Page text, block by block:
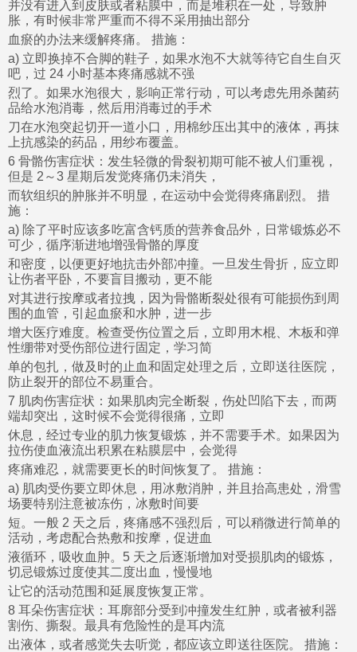
并没有进入到皮肤或者粘膜中，而是堆积在一处，导致肿
胀，有时候非常严重而不得不采用抽出部分
血瘀的办法来缓解疼痛。 措施：
a) 立即换掉不合脚的鞋子，如果水泡不大就等待它自生自灭
吧，过 24 小时基本疼痛感就不强
烈了。如果水泡很大，影响正常行动，可以考虑先用杀菌药
品给水泡消毒，然后用消毒过的手术
刀在水泡突起切开一道小口，用棉纱压出其中的液体，再抹
上抗感染的药品，用纱布覆盖。
6 骨骼伤害症状：发生轻微的骨裂初期可能不被人们重视，
但是 2～3 星期后发觉疼痛仍未消失，
而软组织的肿胀并不明显，在运动中会觉得疼痛剧烈。 措
施：
a) 除了平时应该多吃富含钙质的营养食品外，日常锻炼必不
可少，循序渐进地增强骨骼的厚度
和密度，以便更好地抗击外部冲撞。一旦发生骨折，应立即
让伤者平卧，不要盲目搬动，更不能
对其进行按摩或者拉拽，因为骨骼断裂处很有可能损伤到周
围的血管，引起血瘀和水肿，进一步
增大医疗难度。检查受伤位置之后，立即用木棍、木板和弹
性绷带对受伤部位进行固定，学习简
单的包扎，做及时的止血和固定处理之后，立即送往医院，
防止裂开的部位不易重合。
7 肌肉伤害症状：如果肌肉完全断裂，伤处凹陷下去，而两
端却突出，这时候不会觉得很痛，立即
休息，经过专业的肌力恢复锻炼，并不需要手术。如果因为
拉伤使血液流出积累在粘膜层中，会觉得
疼痛难忍，就需要更长的时间恢复了。 措施：
a) 肌肉受伤要立即休息，用冰敷消肿，并且抬高患处，滑雪
场要特别注意被冻伤，冰敷时间要
短。一般 2 天之后，疼痛感不强烈后，可以稍微进行简单的
活动，考虑配合热敷和按摩，促进血
液循环，吸收血肿。5 天之后逐渐增加对受损肌肉的锻炼，
切忌锻炼过度使其二度出血，慢慢地
让它的活动范围和延展度恢复正常。
8 耳朵伤害症状：耳廓部分受到冲撞发生红肿，或者被利器
割伤、撕裂。最具有危险性的是耳内流
出液体，或者感觉失去听觉，都应该立即送往医院。 措施：